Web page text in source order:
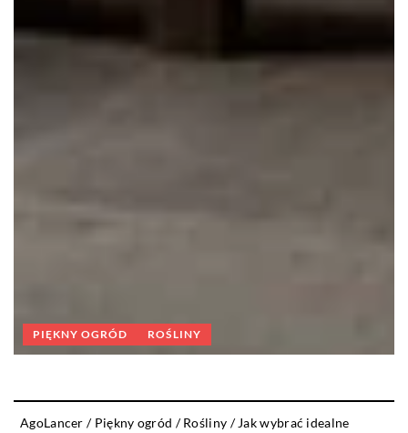
PIĘKNY OGRÓD ROŚLINY
AgoLancer / Piękny ogród /Rośliny / Jak wybrać idealne